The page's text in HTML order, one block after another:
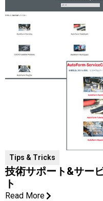
Tips & Tricks
技術サポート&サー
ト
Read More